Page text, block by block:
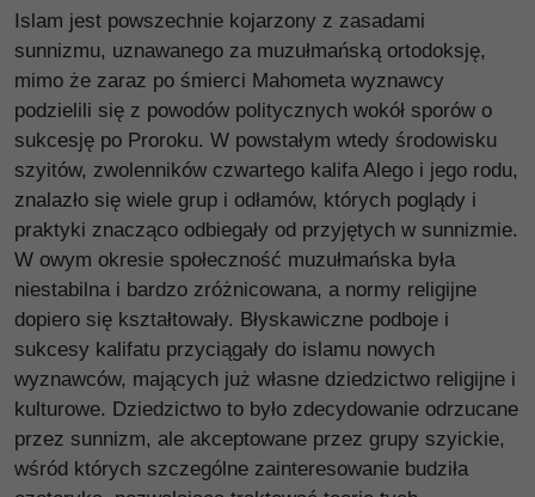
Islam jest powszechnie kojarzony z zasadami
sunnizmu, uznawanego za muzułmańską ortodoksję,
mimo że zaraz po śmierci Mahometa wyznawcy
podzielili się z powodów politycznych wokół sporów o
sukcesję po Proroku. W powstałym wtedy środowisku
szyitów, zwolenników czwartego kalifa Alego i jego rodu,
znalazło się wiele grup i odłamów, których poglądy i
praktyki znacząco odbiegały od przyjętych w sunnizmie.
W owym okresie społeczność muzułmańska była
niestabilna i bardzo zróżnicowana, a normy religijne
dopiero się kształtowały. Błyskawiczne podboje i
sukcesy kalifatu przyciągały do islamu nowych
wyznawców, mających już własne dziedzictwo religijne i
kulturowe. Dziedzictwo to było zdecydowanie odrzucane
przez sunnizm, ale akceptowane przez grupy szyickie,
wśród których szczególne zainteresowanie budziła